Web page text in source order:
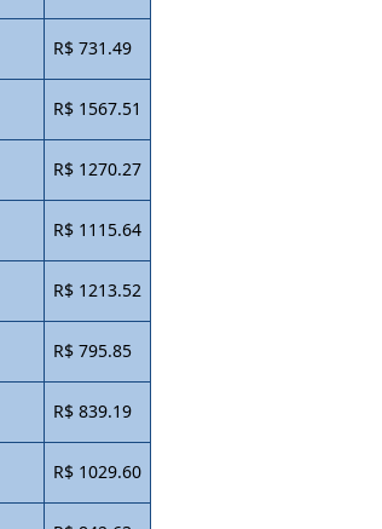
R$ 731.49
R$ 1567.51
R$ 1270.27
R$ 1115.64
R$ 1213.52
R$ 795.85
R$ 839.19
R$ 1029.60